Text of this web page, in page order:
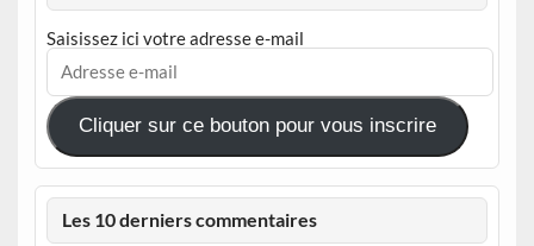
Saisissez ici votre adresse e-mail
Adresse
mail
Cliquer sur ce bouton pour vous inscrire
Les 10 derniers commentaires